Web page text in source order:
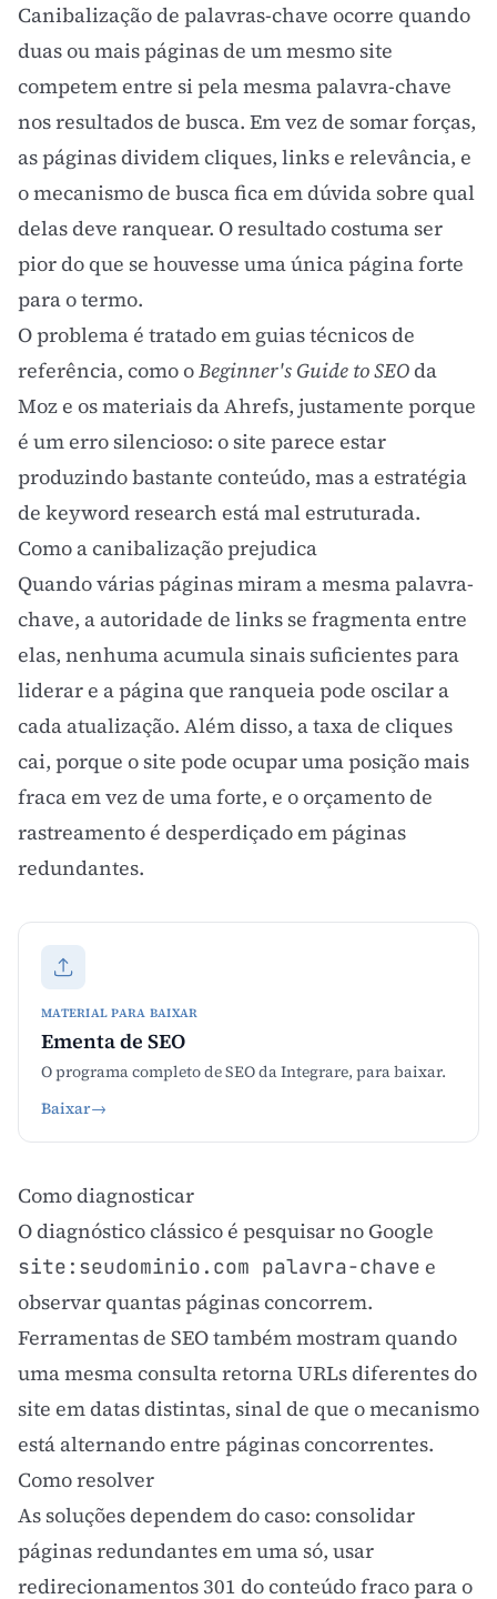
Canibalização de palavras-chave ocorre quando
duas ou mais páginas de um mesmo site
competem entre si pela mesmapalavra-chave
nos resultados de busca. Em vez de somar forças,
as páginas dividem cliques, links e relevância, e
o mecanismo de busca fica em dúvida sobre qual
delas deve ranquear. O resultado costuma ser
pior do que se houvesse uma única página forte
para o termo.
O problema é tratado em guias técnicos de
referência, como oBeginner's Guide toSEOda
Moz e os materiais da Ahrefs, justamente porque
é um erro silencioso: o site parece estar
produzindo bastante conteúdo, mas a estratégia
de keyword research está mal estruturada.
Como a canibalização prejudica
Quando várias páginas miram a mesmapalavra-
chave, a autoridade de links se fragmenta entre
elas, nenhuma acumula sinais suficientes para
liderar e a página que ranqueia pode oscilar a
cada atualização. Além disso, a taxa de cliques
cai, porque o site pode ocupar uma posição mais
fraca em vez de uma forte, e o orçamento de
rastreamento é desperdiçado em páginas
redundantes.
MATERIAL PARA BAIXAR
Ementa de SEO
O programa completo de SEO da Integrare, para baixar.
Baixar→
Como diagnosticar
O diagnóstico clássico é pesquisar no Google
site:seudominio.com palavra-chave e
observar quantas páginas concorrem.
Ferramentas de SEO também mostram quando
uma mesma consulta retorna URLs diferentes do
site em datas distintas, sinal de que o mecanismo
está alternando entre páginas concorrentes.
Como resolver
As soluções dependem do caso: consolidar
páginas redundantes em uma só, usar
redirecionamentos 301 do conteúdo fraco para o